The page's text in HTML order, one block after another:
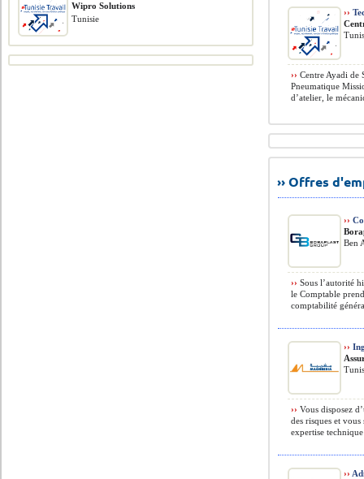
››
›› Centre Ayadi de
Pneumatique
d’atelier, le
›› Offres
››
Ben
›› Sous l’autorité
le Comptable
comptabilité
››
›› Vous disposez
des risques et
expertise
››
Wipro Solutions
Tunisie